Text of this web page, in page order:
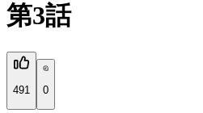
第3話
491 0